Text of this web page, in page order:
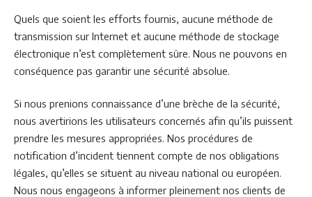
Quels que soient les efforts fournis, aucune méthode de
transmission sur Internet et aucune méthode de stockage
électronique n’est complètement sûre. Nous ne pouvons en
conséquence pas garantir une sécurité absolue.
Si nous prenions connaissance d’une brèche de la sécurité,
nous avertirions les utilisateurs concernés afin qu’ils puissent
prendre les mesures appropriées. Nos procédures de
notification d’incident tiennent compte de nos obligations
légales, qu’elles se situent au niveau national ou européen.
Nous nous engageons à informer pleinement nos clients de